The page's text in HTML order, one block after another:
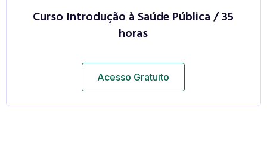
Curso Introdução à Saúde Pública / 35
horas
Acesso Gratuito